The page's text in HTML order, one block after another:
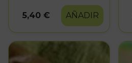
para Todos
5,40 € AÑADIR